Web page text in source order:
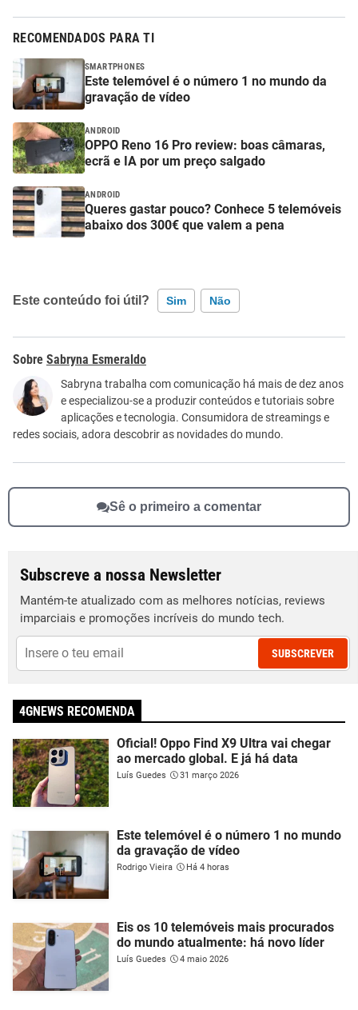
RECOMENDADOS PARA TI
SMARTPHONES
Este telemóvel é o número 1 no mundo da
gravação de vídeo
ANDROID
OPPO Reno 16 Pro review: boas câmaras,
ecrã e IA por um preço salgado
ANDROID
Queres gastar pouco? Conhece 5 telemóveis
abaixo dos 300€ que valem a pena
Este conteúdo foi útil? Sim Não
Este conteúdo não tem a informação que procuro
Outro
Sabryna Esmeraldo
Sabryna trabalha com comunicação há mais de dez anos
e especializou-se a produzir conteúdos e tutoriais sobre
aplicações e tecnologia. Consumidora de streamings e
redes sociais, adora descobrir as novidades do mundo.
Sê o primeiro a comentar
Subscreve a nossa Newsletter
Mantém-te atualizado com as melhores notícias, reviews
imparciais e promoções incríveis do mundo tech.
SUBSCREVER
4GNEWS RECOMENDA
Oficial! Oppo Find X9 Ultra vai chegar
ao mercado global. E já há data
Luís Guedes 31 março 2026
Este telemóvel é o número 1 no mundo
da gravação de vídeo
Rodrigo Vieira Há 4 horas
Eis os 10 telemóveis mais procurados
do mundo atualmente: há novo líder
Luís Guedes 4 maio 2026